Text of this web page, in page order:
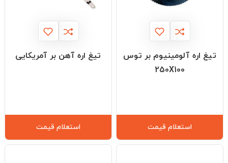
تیغ اره آلومینیوم بر توس
250X100
استعلام قیمت
تیغ اره آهن بر آمریکایی
استعلام قیمت